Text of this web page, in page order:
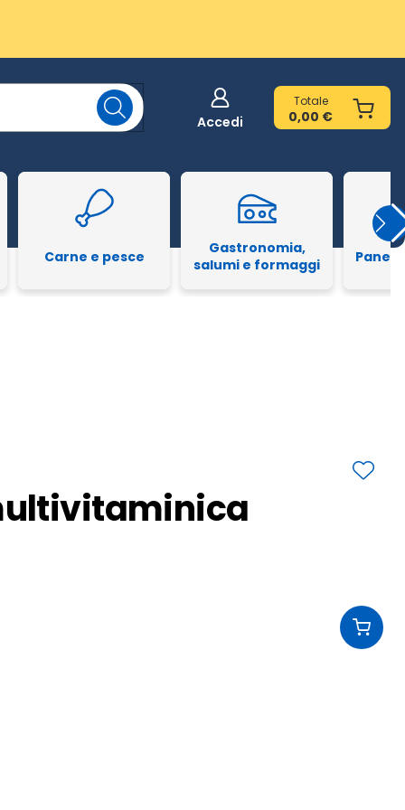
Accedi
Totale
0,00 €
Carne e pesce
Gastronomia,
salumi e formaggi
Pane